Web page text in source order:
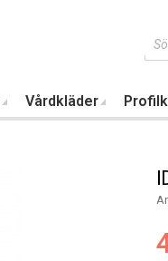
Vårdkläder